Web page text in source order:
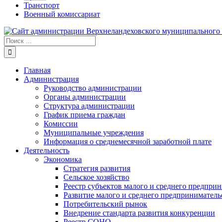
Транспорт
Военный комиссариат
Результат
поиска:
Главная
Администрация
Руководство администрации
Органы администрации
Структура администрации
График приема граждан
Комиссии
Муниципальные учреждения
Информация о среднемесячной заработной плате
Деятельность
Экономика
Стратегия развития
Сельское хозяйство
Реестр субъектов малого и среднего
Развитие малого и среднего
Потребительский рынок
Внедрение стандарта развития конкуренции